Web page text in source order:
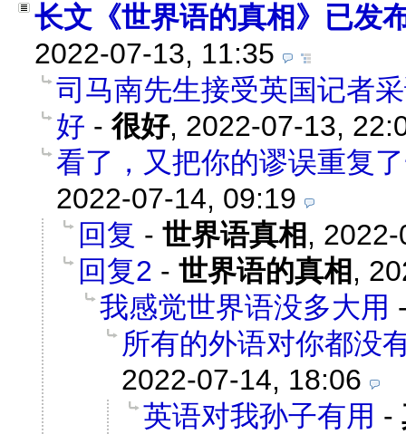
长文《世界语的真相》已发
2022-07-13, 11:35
司马南先生接受英国记者
好 - 很好, 2022-07-13,
看了，又把你的谬误重复
2022-07-14, 09:19
回复 - 世界语真相 ,
回复2 - 世界语的真相 ,
我感觉世界语没多大用
所有的外语对你都没
2022-07-14, 18:06
英语对我孙子有用 -